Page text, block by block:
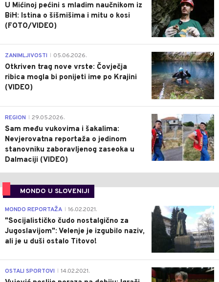
U Mićinoj pećini s mladim naučnikom iz
BiH: Istina o šišmišima i mitu o kosi
(FOTO/VIDEO)
0
ZANIMLJIVOSTI 05.06.2026.
Otkriven trag nove vrste: Čovječja
ribica mogla bi ponijeti ime po Krajini
(VIDEO)
0
REGION 29.05.2026.
Sam među vukovima i šakalima:
Nevjerovatna reportaža o jedinom
stanovniku zaboravljenog zaseoka u
Dalmaciji (VIDEO)
MONDO U SLOVENIJI
4
MONDO REPORTAŽA 16.02.2021.
"Socijalističko čudo nostalgično za
Jugoslavijom": Velenje je izgubilo naziv,
ali je u duši ostalo Titovo!
1
OSTALI SPORTOVI 14.02.2021.